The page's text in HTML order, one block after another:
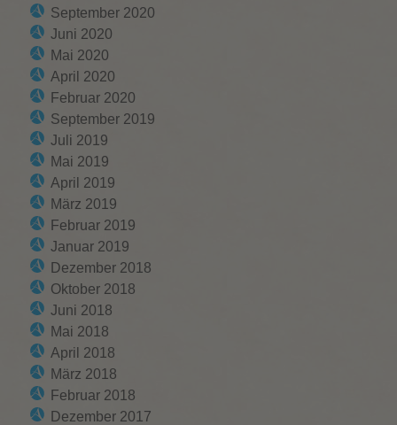
September 2020
Juni 2020
Mai 2020
April 2020
Februar 2020
September 2019
Juli 2019
Mai 2019
April 2019
März 2019
Februar 2019
Januar 2019
Dezember 2018
Oktober 2018
Juni 2018
Mai 2018
April 2018
März 2018
Februar 2018
Dezember 2017